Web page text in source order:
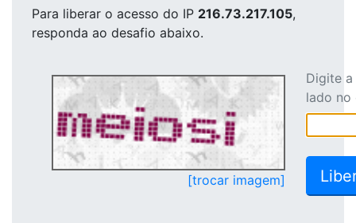
Para liberar o acesso do IP 216.73.217.105,
responda ao desafio abaixo.
[trocar imagem]
Digite
lado no